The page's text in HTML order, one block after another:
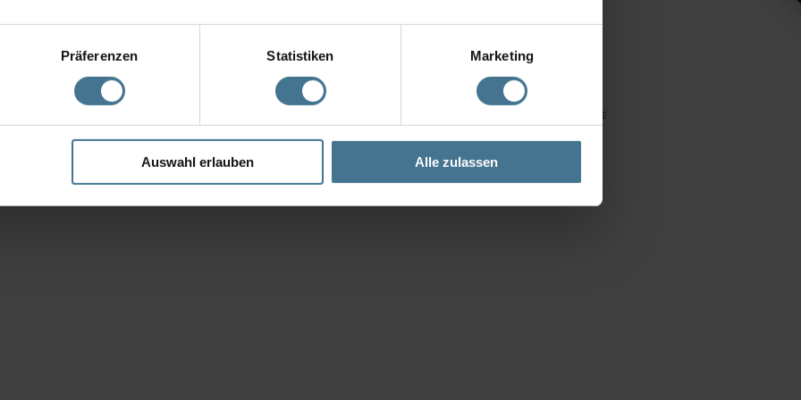
Präferenzen Statistiken Marketing
Auswahl erlauben Alle zulassen
seiner Bauart auch geeignet für den üblichen Anwendungsfall im Maschinenraum und im Schaltschrank.
oder größere MX Antriebe zu regeln.